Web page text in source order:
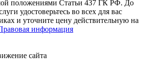
положениями Статьи 437 ГК РФ. До
удостоверьтесь во всех для вас
и уточните цену действительную на
информация
сайта